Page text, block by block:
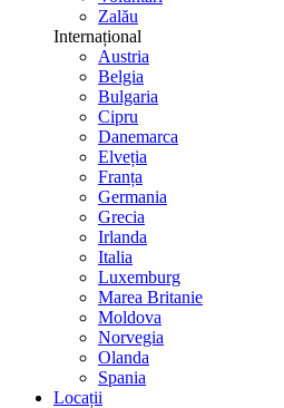
Zalău
Internațional
Austria
Belgia
Bulgaria
Cipru
Danemarca
Elveția
Franța
Germania
Grecia
Irlanda
Italia
Luxemburg
Marea Britanie
Moldova
Norvegia
Olanda
Spania
Locații